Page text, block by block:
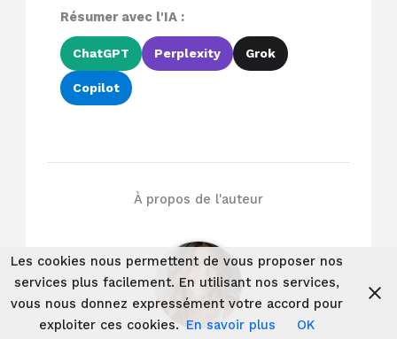
Résumer avec l'IA :
ChatGPT Perplexity Grok
Copilot
À propos de l'auteur
Les cookies nous permettent de vous proposer nos
services plus facilement. En utilisant nos services,
vous nous donnez expressément votre accord pour
exploiter ces cookies. En savoir plus OK